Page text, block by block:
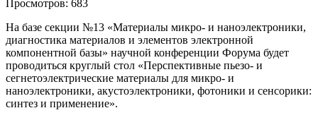
Просмотров: 683
На базе секции №13 «Материалы микро- и наноэлектроники,
диагностика материалов и элементов электронной
компонентной базы» научной конференции Форума будет
проводиться круглый стол «Перспективные пьезо- и
сегнетоэлектрические материалы для микро- и
наноэлектроники, акустоэлектроники, фотоники и сенсорики:
синтез и применение».